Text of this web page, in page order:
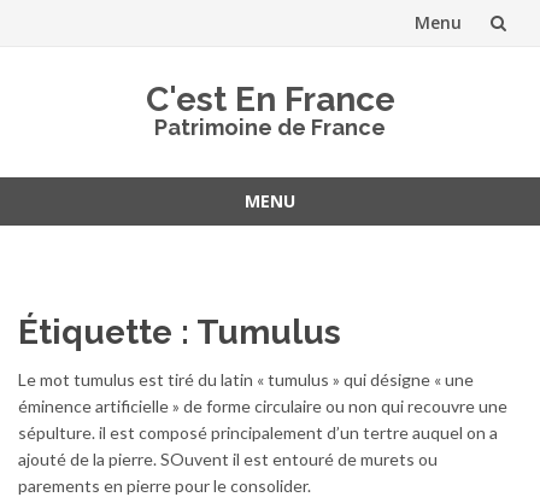
Menu
C'est En France
Patrimoine de France
MENU
Étiquette : Tumulus
Le mot tumulus est tiré du latin « tumulus » qui désigne « une
éminence artificielle » de forme circulaire ou non qui recouvre une
sépulture. il est composé principalement d’un tertre auquel on a
ajouté de la pierre. SOuvent il est entouré de murets ou
parements en pierre pour le consolider.